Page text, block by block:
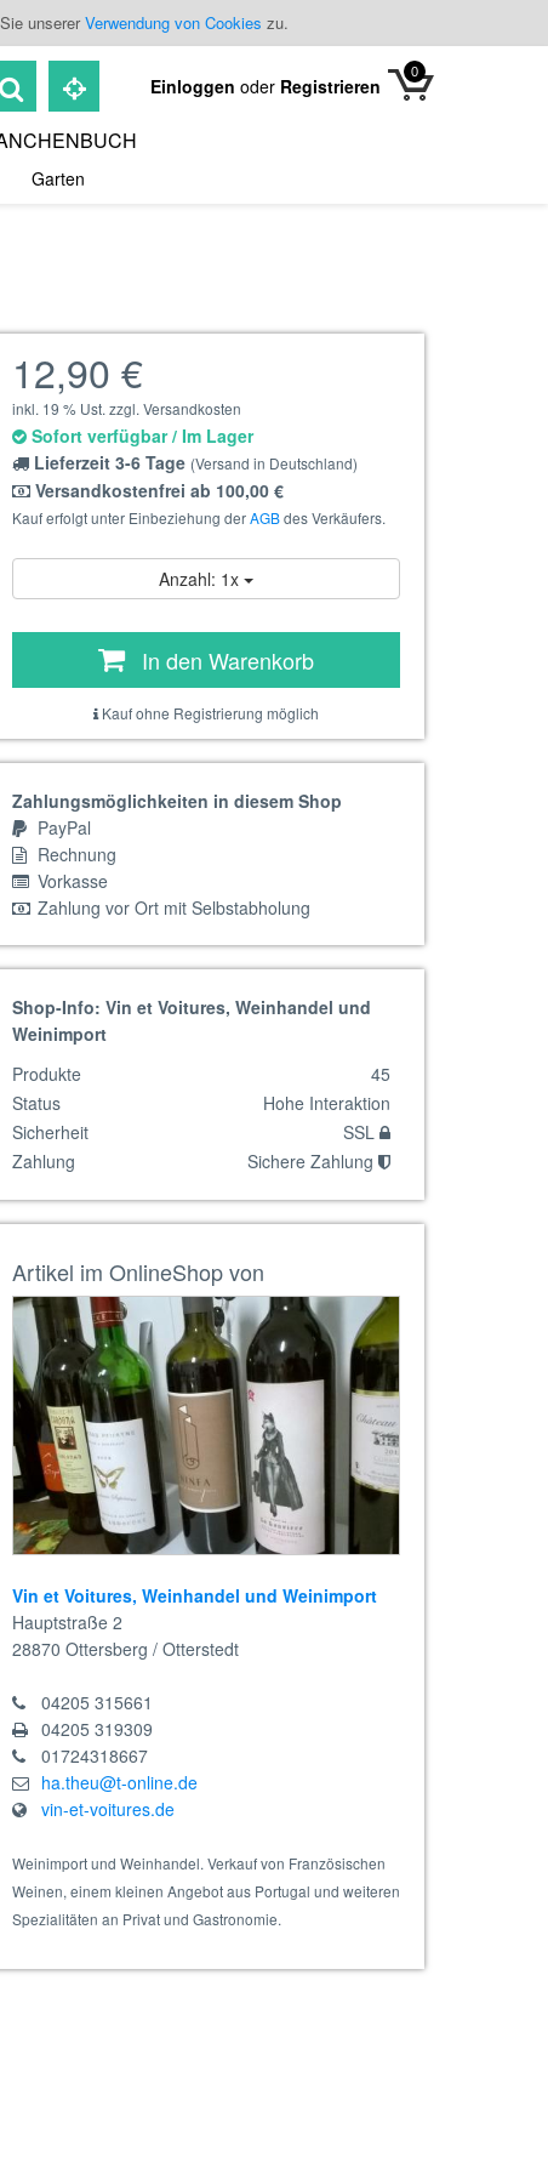
unsererVerwendung von Cookies zu.
Einloggen oder Registrieren
0
Garten
2024 weiss
12,90 €
inkl. 19 % Ust. zzgl. Versandkosten
Sofort verfügbar / Im Lager
Lieferzeit 3-6 Tage (Versand in Deutschland)
Versandkostenfrei ab 100,00 €
Kauf erfolgt unter Einbeziehung derAGBdes Verkäufers.
Anzahl: 1x
In den Warenkorb
Kauf ohne Registrierung möglich
Zahlungsmöglichkeiten in diesem Shop
PayPal
Rechnung
Vorkasse
Zahlung vor Ort mit Selbstabholung
Shop-Info: Vin et Voitures, Weinhandel und
Weinimport
Produkte
45
Status
Hohe Interaktion
Sicherheit
SSL
Zahlung
Sichere Zahlung
Artikel im OnlineShop von
Vin et Voitures, Weinhandel und Weinimport
Hauptstraße 2
28870 Ottersberg / Otterstedt
04205 315661
04205 319309
01724318667
ha.theu@t-online.de
vin-et-voitures.de
Weinimport und Weinhandel. Verkauf von Französischen
Weinen, einem kleinen Angebot aus Portugal und weiteren
Spezialitäten an Privat und Gastronomie.